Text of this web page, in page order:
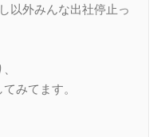
以外みんな出社停止っ
みてます。